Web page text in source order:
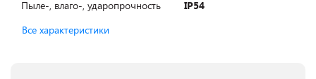
Пыле-, влаго-, ударопрочность
IP54
Все характеристики